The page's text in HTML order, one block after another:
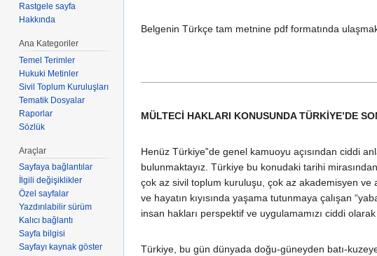
Belgenin Türkçe tam metnine pdf formatında
MÜLTECİ HAKLARI KONUSUNDA TÜRKİYE’DE
Henüz Türkiye‟de genel kamuoyu açısından ciddi
bulunmaktayız. Türkiye bu konudaki tarihi
çok az sivil toplum kuruluşu, çok az akademisyen ve
ve hayatın kıyısında yaşama tutunmaya çalışan
insan hakları perspektif ve uygulamamızı ciddi
Türkiye, bu gün dünyada doğu-güneyden batı-
Rastgele sayfa
Hakkında
Ana Kategoriler
Temel Terimler
Hukuki Metinler
Sivil Toplum Kuruluşları
Tematik Dosyalar
Raporlar
Sözlük
Araçlar
Sayfaya bağlantılar
İlgili değişiklikler
Özel sayfalar
Yazdırılabilir sürüm
Kalıcı bağlantı
Sayfa bilgisi
Sayfayı kaynak göster